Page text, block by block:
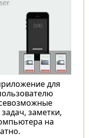
для
заметки,
на